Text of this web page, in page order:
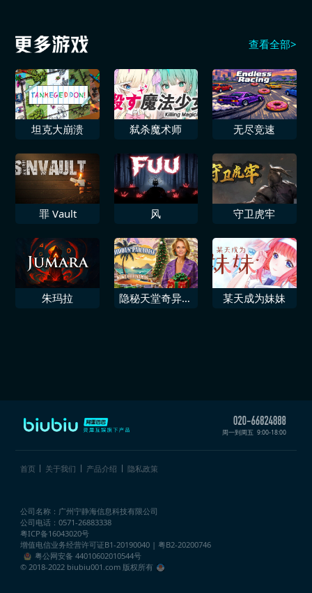
查看全部>
坦克大崩溃 弑杀魔术师 无尽竞速
罪 Vault 风 守卫虎牢
朱玛拉
隐秘天堂奇异果
某天成为妹妹
周一到周五 9:00-18:00
首页 关于我们 产品介绍 隐私政策
公司名称：广州宁静海信息科技有限公司
公司电话：0571-26883338
粤ICP备16043020号
增值电信业务经营许可证B1-20190040 | 粤B2-20200746
粤公网安备 44010602010544号
© 2018-2022 biubiu001.com 版权所有